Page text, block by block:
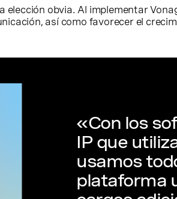
elección obvia. Al implementar
así como favorecer el
«Con los
IP que
usamos
plataforma